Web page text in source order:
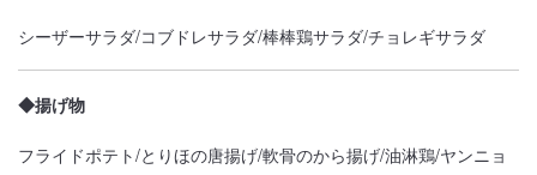
シーザーサラダ/コブドレサラダ/棒棒鶏サラダ/チョレギサラダ
◆揚げ物
フライドポテト/とりほの唐揚げ/軟骨のから揚げ/油淋鶏/ヤンニョ